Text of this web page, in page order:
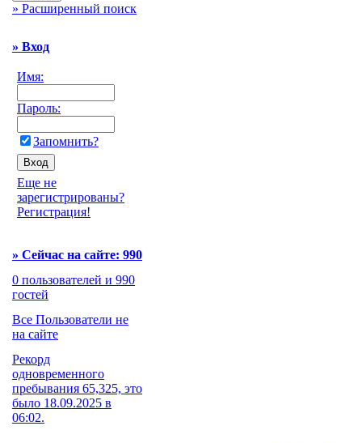
» Расширенный поиск
» Вход
Имя:
Пароль:
Запомнить?
Еще не
зарегистрированы?
Регистрация!
» Сейчас на сайте: 990
0 пользователей и 990
гостей
Все Пользователи не
на сайте
Рекорд
одновременного
пребывания 65,325, это
было 18.09.2025 в
06:02.